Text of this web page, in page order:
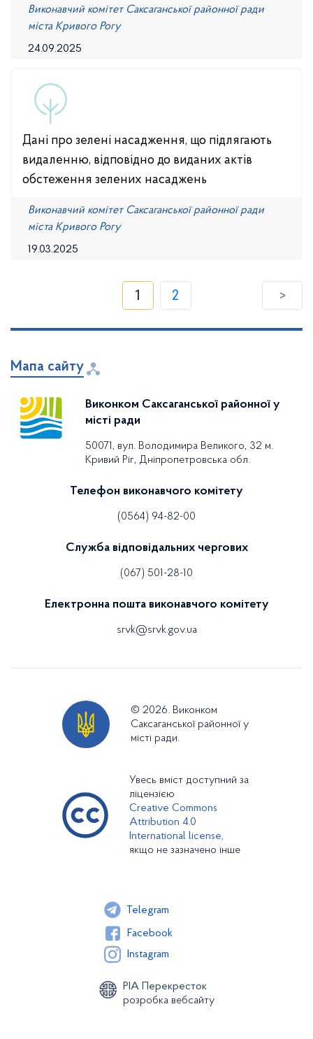
24.09.2025
Виконавчий комітет Саксаганської районної ради
міста Кривого Рогу
Дані про зелені насадження, що підлягають
видаленню, відповідно до виданих актів
обстеження зелених насаджень
19.03.2025
Виконавчий комітет Саксаганської районної ради
міста Кривого Рогу
1 2 >
Мапа сайту
Виконком Саксаганської районної у
місті ради
50071, вул. Володимира Великого, 32 м.
Кривий Ріг, Дніпропетровська обл.
Телефон виконавчого комітету
(0564) 94-82-00
Служба відповідальних чергових
(067) 501-28-10
Електронна пошта виконавчого комітету
srvk@srvk.gov.ua
© 2026. Виконком
Саксаганської районної у
місті ради.
Увесь вміст доступний за
ліцензією
Creative Commons
Attribution 4.0
International license,
якщо не зазначено інше
Telegram
Facebook
Instagram
РІА Перекресток
розробка вебсайту